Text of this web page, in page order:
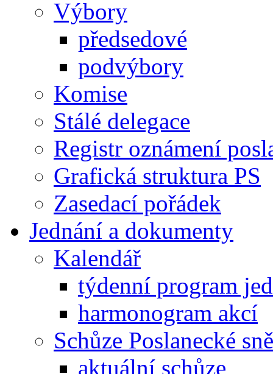
Výbory
předsedové
podvýbory
Komise
Stálé delegace
Registr oznámení
Grafická struktura PS
Zasedací pořádek
Jednání a dokumenty
Kalendář
týdenní program
harmonogram akcí
Schůze Poslanecké
aktuální schůze